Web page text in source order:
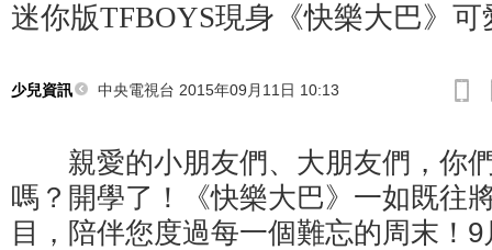
迷你版TFBOYS現身《快樂大巴》可
少兒資訊 中央電視台 2015年09月11日 10:13
親愛的小朋友們、大朋友們，你
嗎？開學了！《快樂大巴》一如既往
目，陪伴您度過每一個難忘的周末！